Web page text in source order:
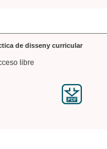
de disseny curricular
libre